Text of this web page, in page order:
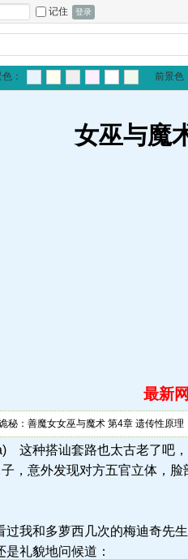
记住
： 前景色
女巫与魔
最新
秘：善魔女女巫与魔术 第4章 遗传性原理
这种搭讪套路也太古老了吧
子，意外发现对方五官立体，
我和多萝西几次的梅迪奇先
礼貌地问候道：